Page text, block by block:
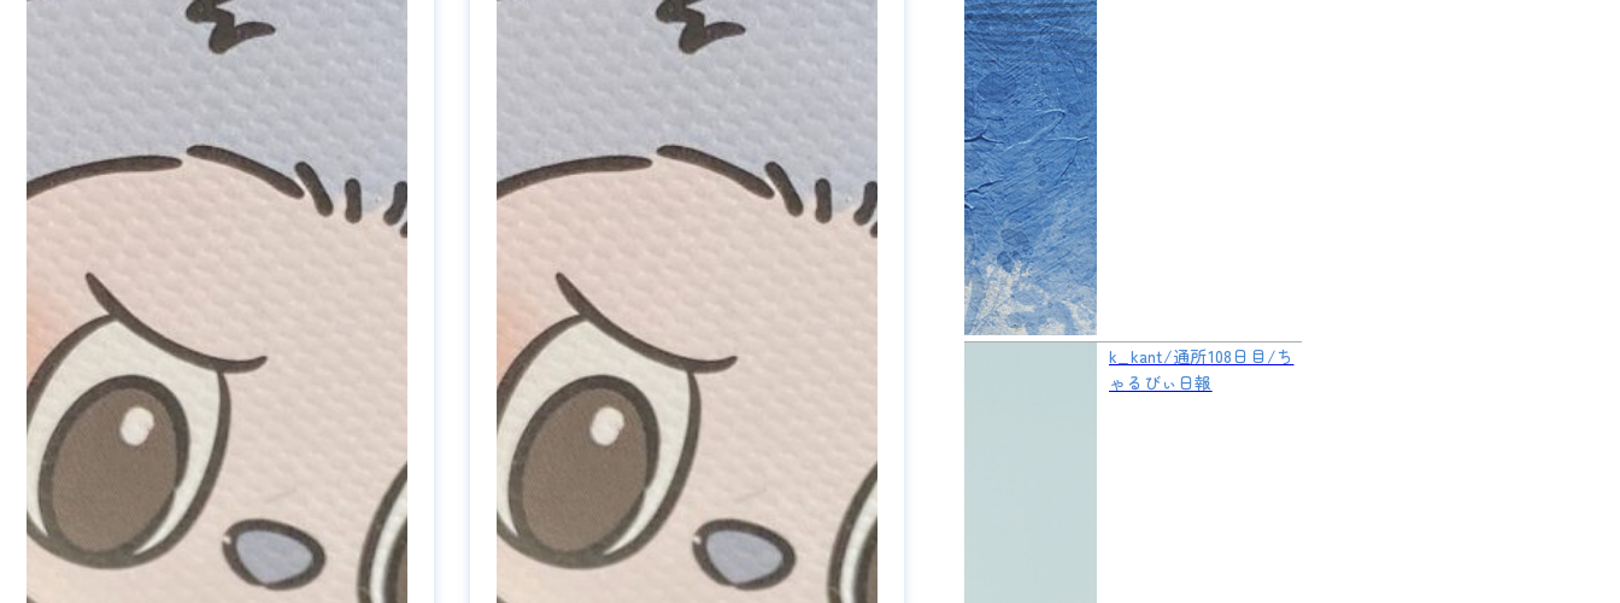
k_kant/通所108日目/ち
ゃるびぃ日報